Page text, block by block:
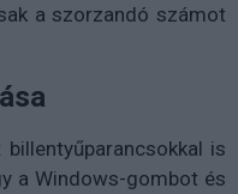
a szorzandó számot
is
a Windows-gombot és